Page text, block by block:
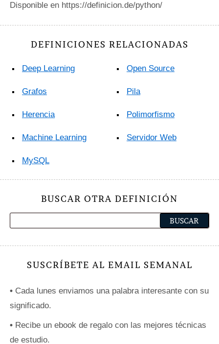
Disponible en https://definicion.de/python/
DEFINICIONES RELACIONADAS
Deep Learning
Grafos
Herencia
Machine Learning
MySQL
Open Source
Pila
Polimorfismo
Servidor Web
BUSCAR OTRA DEFINICIÓN
SUSCRÍBETE AL EMAIL SEMANAL
• Cada lunes enviamos una palabra interesante con su
significado.
• Recibe un ebook de regalo con las mejores técnicas
de estudio.